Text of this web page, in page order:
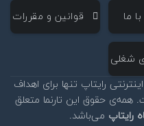
ما ‌ قوانین و مقررات
شغلی
رایتاپ تنها برای اهداف
همه‌ی حقوق این تارنما متعلق
رایتاپ می‌باشد.